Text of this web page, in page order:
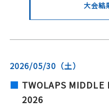
大会結
2026/05/30（土）
TWOLAPS MIDDLE
2026